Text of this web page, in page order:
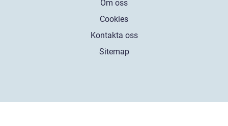
Om oss
Cookies
Kontakta oss
Sitemap